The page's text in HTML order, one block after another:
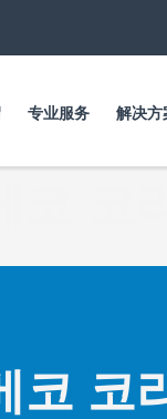
到
要
内
专业服务 解决方
코 코